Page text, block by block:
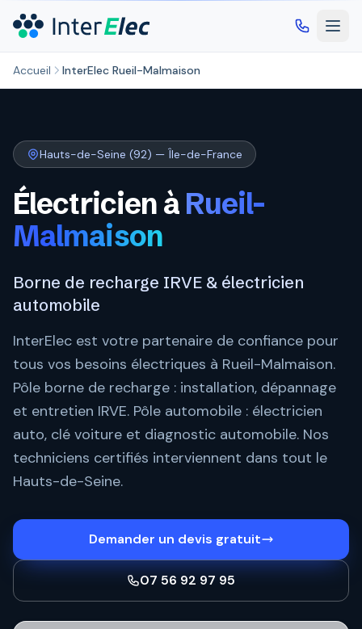
Accueil InterElec Rueil-Malmaison
Hauts-de-Seine (92) — Île-de-France
Électricien à Rueil-
Malmaison
Borne de recharge IRVE & électricien
automobile
InterElec est votre partenaire de confiance pour
tous vos besoins électriques à Rueil-Malmaison.
Pôle borne de recharge : installation, dépannage
et entretien IRVE. Pôle automobile : électricien
auto, clé voiture et diagnostic automobile. Nos
techniciens certifiés interviennent dans tout le
Hauts-de-Seine.
Demander un devis gratuit
07 56 92 97 95